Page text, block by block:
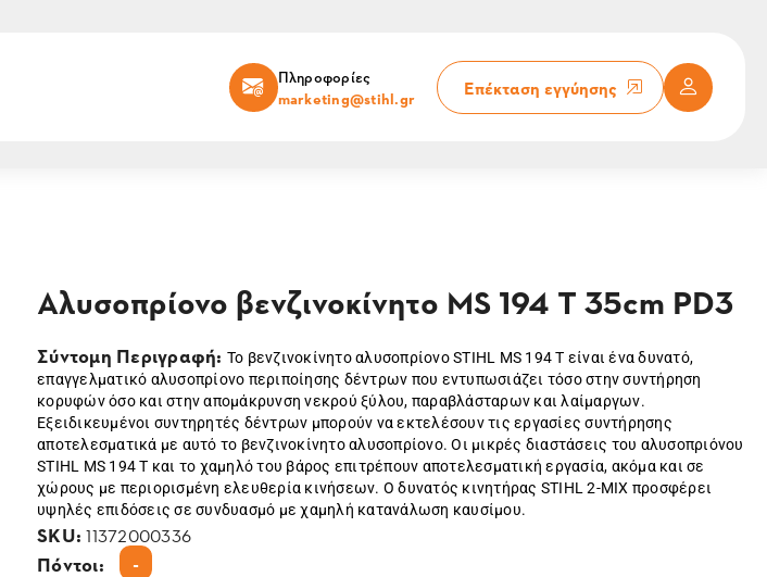
Πληροφορίες
marketing@stihl.gr
Επέκταση εγγύησης
Αλυσοπρίονο βενζινοκίνητο MS 194 T 35cm PD3
Σύντομη Περιγραφή: Το βενζινοκίνητο αλυσοπρίονο STIHL MS 194 T είναι ένα δυνατό,
επαγγελματικό αλυσοπρίονο περιποίησης δέντρων που εντυπωσιάζει τόσο στην συντήρηση
κορυφών όσο και στην απομάκρυνση νεκρού ξύλου, παραβλάσταρων και λαίμαργων.
Εξειδικευμένοι συντηρητές δέντρων μπορούν να εκτελέσουν τις εργασίες συντήρησης
αποτελεσματικά με αυτό το βενζινοκίνητο αλυσοπρίονο. Οι μικρές διαστάσεις του αλυσοπριόνου
STIHL MS 194 T και το χαμηλό του βάρος επιτρέπουν αποτελεσματική εργασία, ακόμα και σε
χώρους με περιορισμένη ελευθερία κινήσεων. Ο δυνατός κινητήρας STIHL 2-MIX προσφέρει
υψηλές επιδόσεις σε συνδυασμό με χαμηλή κατανάλωση καυσίμου.
SKU:11372000336
Πόντοι: -